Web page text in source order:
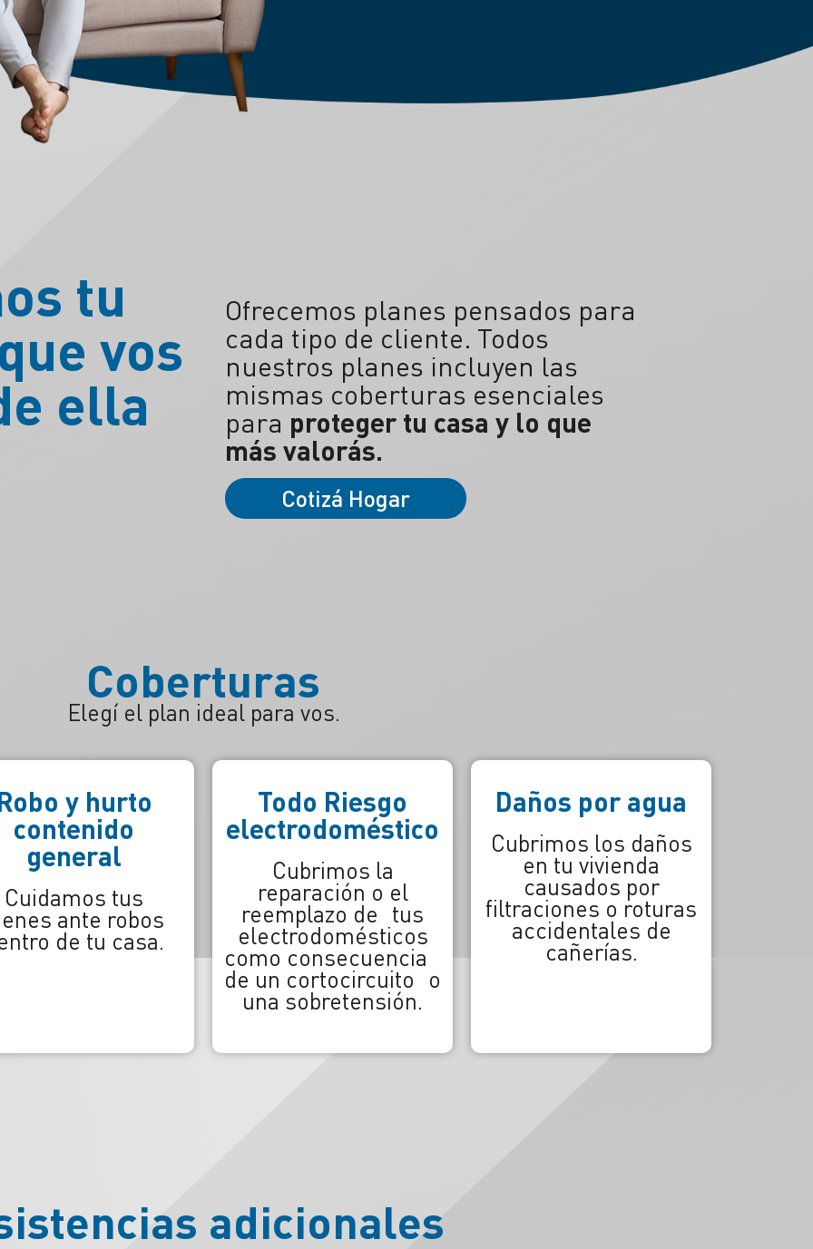
tu
vos
ella
Ofrecemos planes pensados para
cada tipo de cliente. Todos
nuestros planes incluyen las
mismas coberturas esenciales
para proteger tu casa y lo que
más valorás.
Cotizá Hogar
Coberturas
Elegí el plan ideal para vos.
Todo Riesgo
Cubrimos la
reparación o el
de tus
consecuencia
Daños por agua
Cubrimos los daños
en tu vivienda
causados por
filtraciones o roturas
accidentales de
cañerías.
Responsabilidad
Civil
Te cubrimos frente a
reclamos de
terceros.
adicionales